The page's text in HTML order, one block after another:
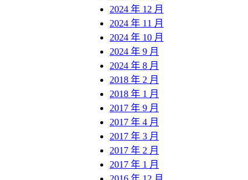
2024 年 12 月
2024 年 11 月
2024 年 10 月
2024 年 9 月
2024 年 8 月
2018 年 2 月
2018 年 1 月
2017 年 9 月
2017 年 4 月
2017 年 3 月
2017 年 2 月
2017 年 1 月